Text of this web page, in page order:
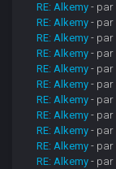
RE: Alkemy - par
RE: Alkemy - par
RE: Alkemy - par
RE: Alkemy - par
RE: Alkemy - par
RE: Alkemy - par
RE: Alkemy - par
RE: Alkemy - par
RE: Alkemy - par
RE: Alkemy - par
RE: Alkemy - par